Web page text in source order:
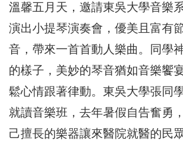
溫馨五月天，邀請東吳大學音樂
演出小提琴演奏會，優美且富有
音，帶來一首首動人樂曲。同學
的樣子，美妙的琴音猶如音樂饗
鬆心情跟著律動。東吳大學張同
就讀音樂班，去年暑假自告奮勇
己擅長的樂器讓來醫院就醫的民